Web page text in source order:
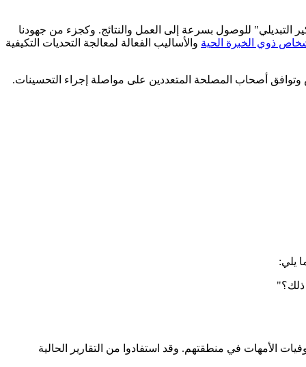
التبديلي" للوصول بسرعة إلى العمل والنتائج. وكجزء من جهودنا
ذوي الخبرة الحية والأساليب الفعالة لمعالجة التحديات التكيفية
وتوافق أصحاب المصلحة المتعددين على مواصلة إجراء التحسينات.
يلي:
ذلك؟"
الأمهات في منطقتهم. وقد استفادوا من التقارير الحالية